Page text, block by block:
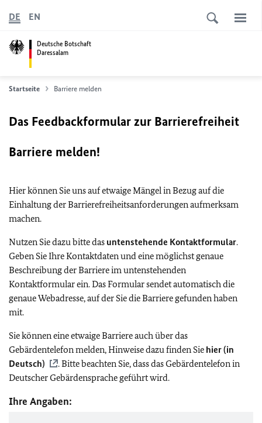
Deutsche Botschaft
Daressalam
DE EN
Startseite Barriere melden
Das Feedbackformular zur Barrierefreiheit
Barriere melden!
Hier können Sie uns auf etwaige Mängel in Bezug auf die
Einhaltung der Barrierefreiheitsanforderungen aufmerksam
machen.
Nutzen Sie dazu bitte das untenstehende Kontaktformular.
Geben Sie Ihre Kontaktdaten und eine möglichst genaue
Beschreibung der Barriere im untenstehenden
Kontaktformular ein. Das Formular sendet automatisch die
genaue Webadresse, auf der Sie die Barriere gefunden haben
mit.
Sie können eine etwaige Barriere auch über das
Gebärdentelefon melden, Hinweise dazu finden Sie hier (in
Deutsch)
. Bitte beachten Sie, dass das Gebärdentelefon in
Deutscher Gebärdensprache geführt wird.
Ihre Angaben: